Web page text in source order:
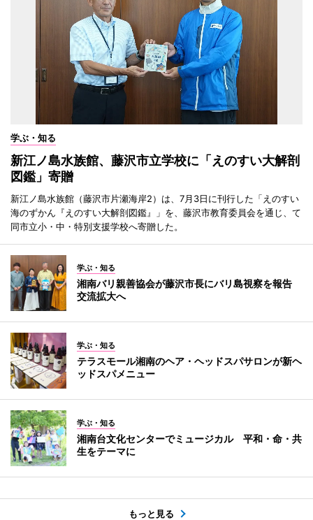
学ぶ・知る
新江ノ島水族館、藤沢市立学校に「えのすい大解剖
図鑑」寄贈
新江ノ島水族館（藤沢市片瀬海岸2）は、7月3日に刊行した「えのすい
海のずかん『えのすい大解剖図鑑』」を、藤沢市教育委員会を通じ、て
同市立小・中・特別支援学校へ寄贈した。
学ぶ・知る
湘南バリ親善協会が藤沢市長にバリ島視察を報告
交流拡大へ
学ぶ・知る
テラスモール湘南のヘア・ヘッドスパサロンが新ヘ
ッドスパメニュー
学ぶ・知る
湘南台文化センターでミュージカル 平和・命・共
生をテーマに
もっと見る